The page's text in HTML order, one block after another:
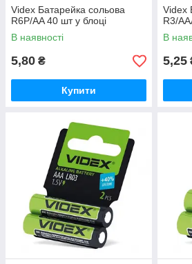
Videx Батарейка сольова
R6P/AA 40 шт у блоці
В наявності
5,80 ₴
Купити
Videx
R3/
В
5,25